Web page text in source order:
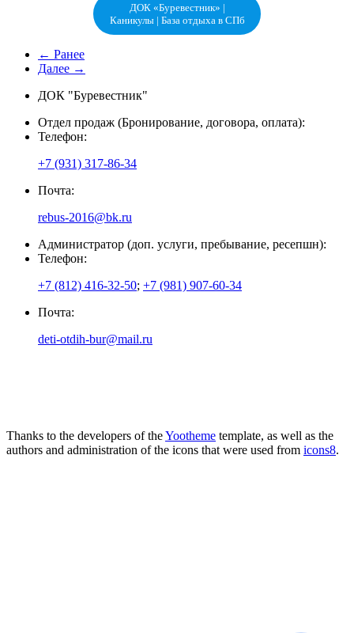
ДОК «Буревестник» |
Каникулы | База отдыха в СПб
← Ранее
Далее →
ДОК "Буревестник"
Отдел продаж (Бронирование, договора, оплата):
Телефон:
+7 (931) 317-86-34
Почта:
rebus-2016@bk.ru
Администратор (доп. услуги, пребывание, ресепшн):
Телефон:
+7 (812) 416-32-50; +7 (981) 907-60-34
Почта:
deti-otdih-bur@mail.ru
Thanks to the developers of theYootheme template, as well as the
authors and administration of the icons that were used from icons8.